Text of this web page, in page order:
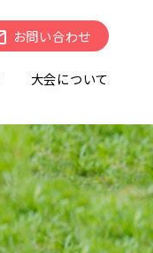
お問い合わせ
大会について